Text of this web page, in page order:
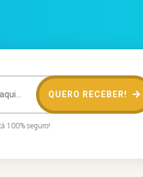
100% seguro!
QUERO RECEBER!